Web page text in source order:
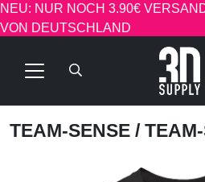
NEU: NUR NOCH 3.90€
VON DEUTSCHLAND
TEAM-SENSE /